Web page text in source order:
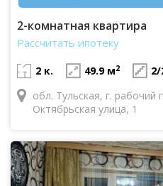
2-комнатная квартира
Рассчитать ипотеку
2 к. 49.9 м2
2/
обл. Тульская, г. рабочий
Октябрьская улица, 1